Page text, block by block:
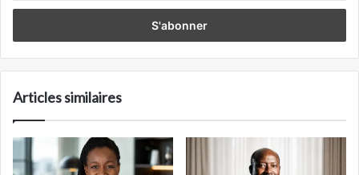
adresse
Articles similaires